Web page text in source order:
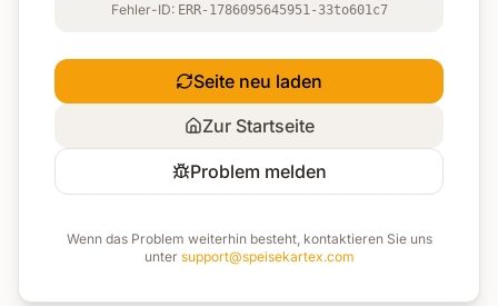
Fehler-ID: ERR-1786095645951-33to601c7
Seite neu laden
Zur Startseite
Problem melden
Wenn das Problem weiterhin besteht, kontaktieren Sie uns
unter support@speisekartex.com